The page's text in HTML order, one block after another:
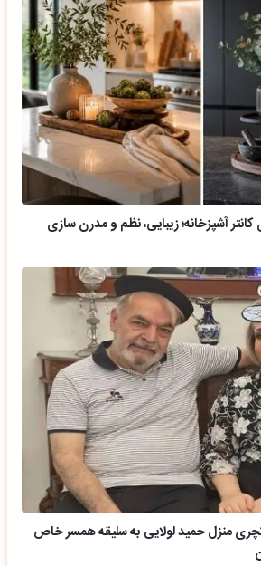
آشپزخانه؛ زیبایی، نظم و مدرن سازی
منزل حمید لولایی به سلیقه همسر خاص